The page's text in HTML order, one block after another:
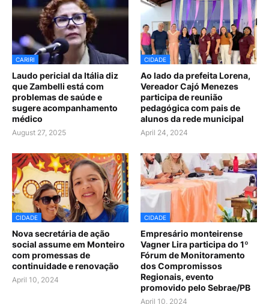
CARIRI
Laudo pericial da Itália diz
que Zambelli está com
problemas de saúde e
sugere acompanhamento
médico
August 27, 2025
CIDADE
Ao lado da prefeita Lorena,
Vereador Cajó Menezes
participa de reunião
pedagógica com pais de
alunos da rede municipal
April 24, 2024
CIDADE
Nova secretária de ação
social assume em Monteiro
com promessas de
continuidade e renovação
April 10, 2024
CIDADE
Empresário monteirense
Vagner Lira participa do 1º
Fórum de Monitoramento
dos Compromissos
Regionais, evento
promovido pelo Sebrae/PB
April 10, 2024